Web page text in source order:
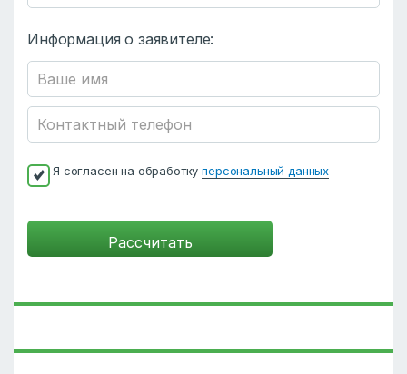
Информация о заявителе:
Я согласен на обработкуперсональный данных